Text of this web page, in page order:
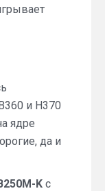
и H370
ядре
да и
K c